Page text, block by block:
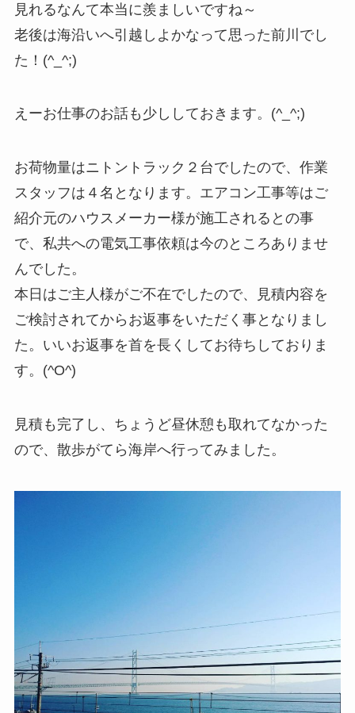
見れるなんて本当に羨ましいですね～
老後は海沿いへ引越しよかなって思った前川でし
た！(^_^;)
えーお仕事のお話も少ししておきます。(^_^;)
お荷物量はニトントラック２台でしたので、作業
スタッフは４名となります。エアコン工事等はご
紹介元のハウスメーカー様が施工されるとの事
で、私共への電気工事依頼は今のところありませ
んでした。
本日はご主人様がご不在でしたので、見積内容を
ご検討されてからお返事をいただく事となりまし
た。いいお返事を首を長くしてお待ちしておりま
す。(^O^)
見積も完了し、ちょうど昼休憩も取れてなかった
ので、散歩がてら海岸へ行ってみました。